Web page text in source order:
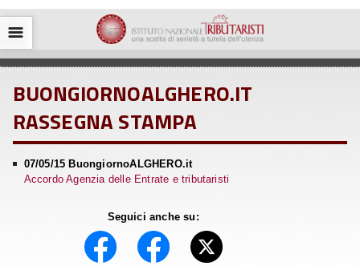
☰
BUONGIORNOALGHERO.IT
RASSEGNA STAMPA
07/05/15 BuongiornoALGHERO.it
Accordo Agenzia delle Entrate e tributaristi
Seguici anche su: